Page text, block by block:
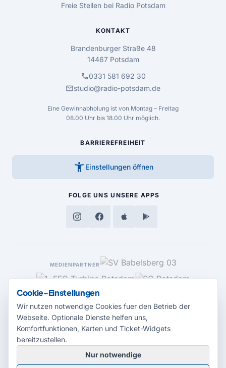
Freie Stellen bei Radio Potsdam
KONTAKT
Brandenburger Straße 48
14467 Potsdam
call0331 581 692 30
mailstudio@radio-potsdam.de
Eine Gewinnabholung ist von Montag – Freitag
08.00 Uhr bis 18.00 Uhr möglich.
BARRIEREFREIHEIT
accessibility_new Einstellungen öffnen
FOLGE UNS UNSERE APPS
MEDIENPARTNER
© 2026 Radio Potsdam. Webseite entwickelt durch dieMedienagentur
Cookie-Einstellungen
Wir nutzen notwendige Cookies fuer den Betrieb der
Webseite. Optionale Dienste helfen uns,
Komfortfunktionen, Karten und Ticket-Widgets
bereitzustellen.
Nur notwendige